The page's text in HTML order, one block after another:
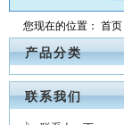
您现在的位置： 首页
产品分类
联系我们